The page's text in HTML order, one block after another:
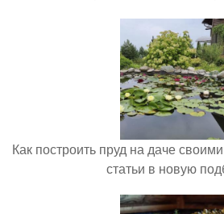
Как построить пруд на даче
статьи в новую